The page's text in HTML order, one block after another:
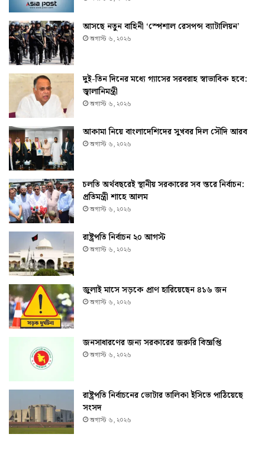
আসছে নতুন বাহিনী ‘স্পেশাল রেসপন্স ব্যাটালিয়ন’
অগাস্ট ৬, ২০২৬
দুই-তিন দিনের মধ্যে গ্যাসের সরবরাহ স্বাভাবিক হবে:
জ্বালানিমন্ত্রী
অগাস্ট ৬, ২০২৬
আকামা নিয়ে বাংলাদেশিদের সুখবর দিল সৌদি আরব
অগাস্ট ৬, ২০২৬
চলতি অর্থবছরেই স্থানীয় সরকারের সব স্তরে নির্বাচন:
প্রতিমন্ত্রী শাহে আলম
অগাস্ট ৬, ২০২৬
রাষ্ট্রপতি নির্বাচন ২০ আগস্ট
অগাস্ট ৬, ২০২৬
জুলাই মাসে সড়কে প্রাণ হারিয়েছেন ৪১৬ জন
অগাস্ট ৬, ২০২৬
জনসাধারণের জন্য সরকারের জরুরি বিজ্ঞপ্তি
অগাস্ট ৬, ২০২৬
রাষ্ট্রপতি নির্বাচনের ভোটার তালিকা ইসিতে পাঠিয়েছে
সংসদ
অগাস্ট ৬, ২০২৬